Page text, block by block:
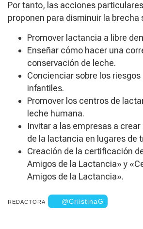
Por tanto, las acciones
proponen para disminuir la brecha
Promover lactancia a libre
Enseñar cómo hacer una
conservación de leche.
Concienciar sobre los
infantiles.
Promover los centros de
leche humana.
Invitar a las empresas a
de la lactancia en lugares de
Creación de la certificación
Amigos de la Lactancia» y
Amigos de la Lactancia».
REDACTORA @CriistinaG